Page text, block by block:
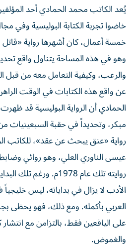
يُعد الكاتب محمد الحمادي أحد
خاضوا تجربة الكتابة البوليسية وفي
خمسة أعمال، كان أشهرها رواية
وهو في هذه المساحة يتناول واقع
والرعب، وكيفية التعامل معه من قبل
عن واقع هذه الكتابات في الوقت
الحمادي أن الرواية البوليسية قد
مبكر، وتحديداً في حقبة السبعينيات
رواية «عنق يبحث عن عقد»، للكاتب
عيسى الناوري العلي، وهو روائي
روايته تلك عام 1978م.
الأدب لا يزال في بداياته، ليس
العربي بأكمله. ومع ذلك، فهو يحظى
على اليافعين فقط، بالتزامن مع انتشار
والغموض.